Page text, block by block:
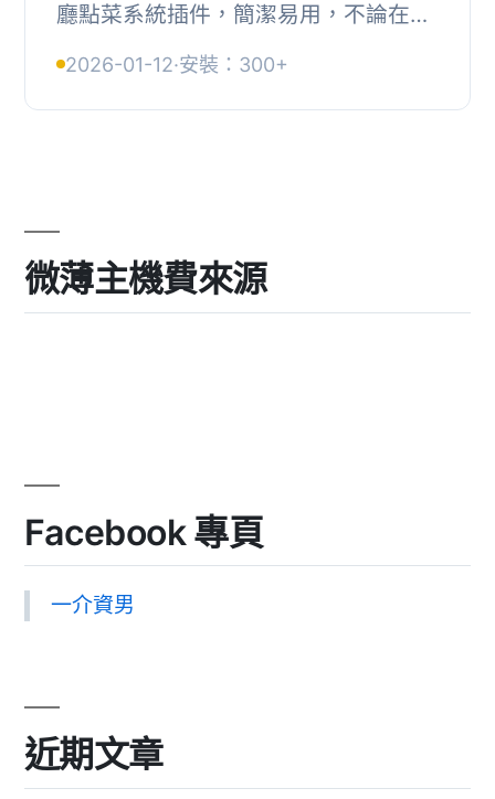
廳點菜系統插件，簡潔易用，不論在桌
您可以透過短代碼 [foodonline] 或
[foodonline2]...
2026-01-12·安裝：300+
微薄主機費來源
Facebook 專頁
一介資男
近期文章